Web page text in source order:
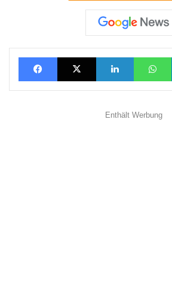
FacebookX LinkedIn
Enthält Werbung